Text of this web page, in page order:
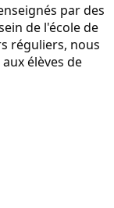
par des
de l'école de
réguliers, nous
élèves de